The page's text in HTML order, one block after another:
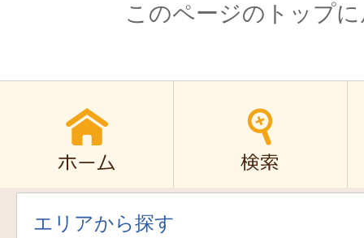
このページのトップ
エリアから探す